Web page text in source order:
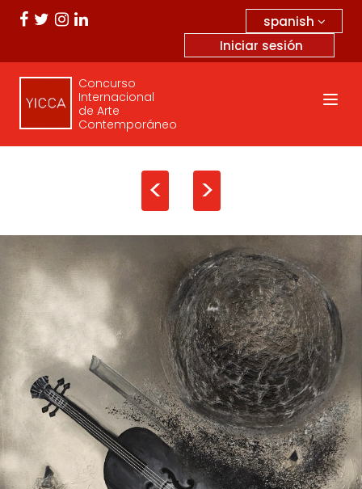
spanish
Iniciar sesión
Concurso
Internacional
de Arte
Contemporáneo
< >